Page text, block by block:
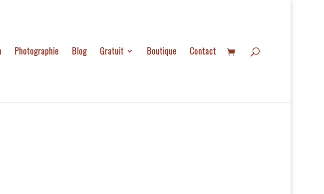
Photographie Blog Gratuit Boutique Contact